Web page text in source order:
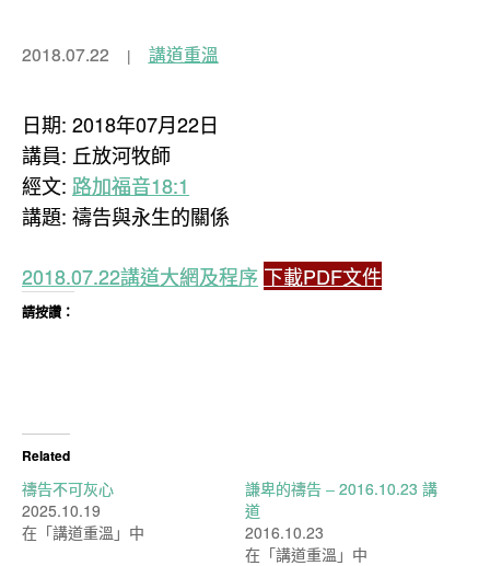
2018.07.22 講道重溫
日期: 2018年07月22日
講員: 丘放河牧師
經文: 路加福音18:1
講題: 禱告與永生的關係
2018.07.22講道大網及程序 下載PDF文件
請按讚：
Related
禱告不可灰心
2025.10.19
在「講道重溫」中
謙卑的禱告 – 2016.10.23 講
道
2016.10.23
在「講道重溫」中